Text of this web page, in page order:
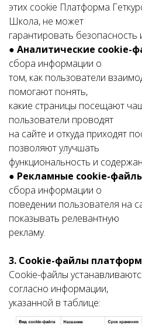
этих cookie Платформа
Школа, не может
гарантировать безопасность
● Аналитические cookie-
сбора информации о
том, как пользователи
помогают понять,
какие страницы посещают
пользователи проводят
на сайте и откуда приходят
позволяют улучшать
функциональность и
● Рекламные cookie-
сбора информации о
поведении пользователя на
показывать релевантную
рекламу.
3. Cookie-файлы
Cookie-файлы
согласно информации,
указанной в таблице: